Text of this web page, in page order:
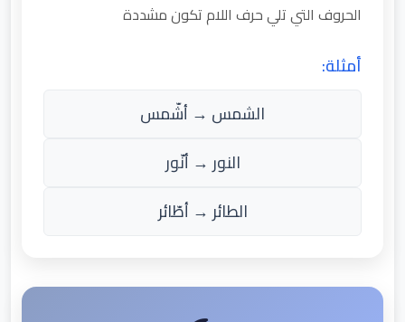
الحروف التي تلي حرف اللام تكون مشددة
أمثلة:
الشمس → أشّمس
النور → أنّور
الطائر → أطّائر